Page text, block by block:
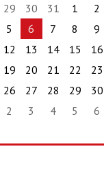
29 30 31 1
2
5 6 7 8
9
12 13 14 15
16
19 20 21 22
23
26 27 28 29
30
2 3 4 5 6